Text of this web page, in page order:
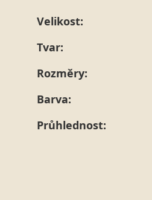
Velikost:
Tvar:
Rozměry:
Barva:
Průhlednost: